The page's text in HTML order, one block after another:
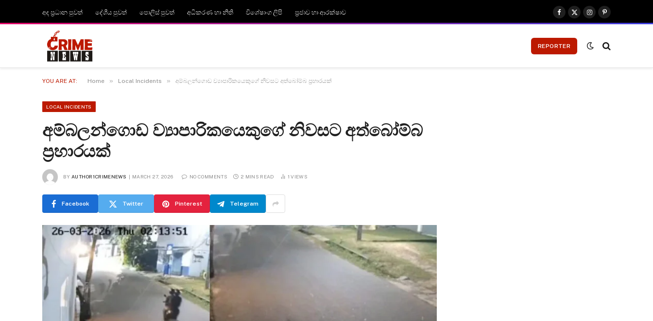
අද ප්‍රධාන පුවත් දේශීය පුවත් පොලිස් පුවත් අධිකරණ හා නීති විශේෂාංග ලිපි ප්‍රජාව හා ආරක්ෂාව
Facebook
X
(Twitter)
InstagramPinterest
REPORTER
YOU ARE AT: Home » Local Incidents » අම්බලන්ගොඩ ව්‍යාපාරිකයෙකුගේ නිවසට අත්බෝම්බ ප්‍රහාරයක්
LOCAL INCIDENTS
අම්බලන්ගොඩ ව්‍යාපාරිකයෙකුගේ නිවසට අත්බෝම්බ
ප්‍රහාරයක්
BY AUTHOR1CRIMENEWS MARCH 27, 2026 NO COMMENTS 2 MINS READ 1VIEWS
Facebook Twitter Pinterest Telegram